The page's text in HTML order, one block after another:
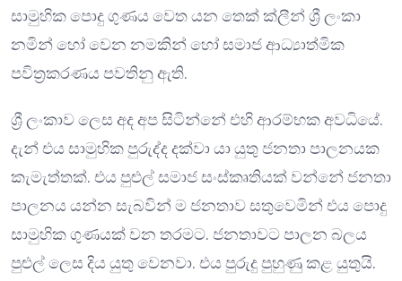
සාමුහික පොදු ගුණය වෙත යන තෙක් ක්ලීන් ශ්‍රී ලංකා
නමින් හෝ වෙන නමකින් හෝ සමාජ ආධ්‍යාත්මික
පවිත්‍රකරණය පවතිනු ඇති.
ශ්‍රී ලංකාව ලෙස අද අප සිටින්නේ එහි ආරම්භක අවධියේ.
දැන් එය සාමුහික පුරුද්ද දක්වා යා යුතු ජනතා පාලනයක
කැමැත්තක්. එය පුළුල් සමාජ සංස්කෘතියක් වන්නේ ජනතා
පාලනය යන්න සැබවින් ම ජනතාව සතුවෙමින් එය පොදු
සාමුහික ගුණයක් වන තරමට. ජනතාවට පාලන බලය
පුළුල් ලෙස දිය යුතු වෙනවා. එය පුරුදු පුහුණු කළ යුතුයි.